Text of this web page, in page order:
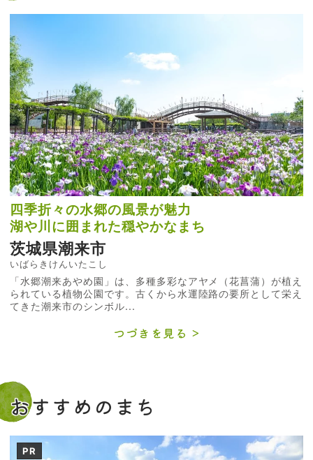
四季折々の水郷の風景が魅力
湖や川に囲まれた穏やかなまち
茨城県潮来市
いばらきけんいたこし
「水郷潮来あやめ園」は、多種多彩なアヤメ（花菖蒲）が植え
られている植物公園です。古くから水運陸路の要所として栄え
てきた潮来市のシンボル...
つづきを見る
おすすめのまち
PR